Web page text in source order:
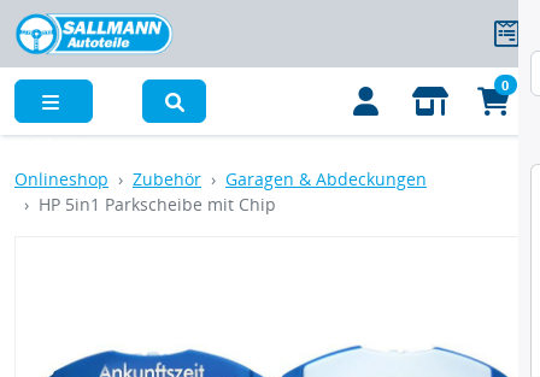
0
Onlineshop Zubehör
Garagen & Abdeckungen
HP 5in1 Parkscheibe mit Chip